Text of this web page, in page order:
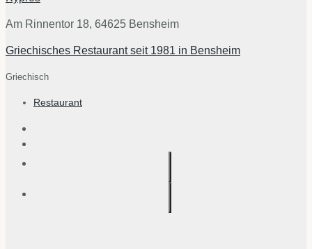
Am Rinnentor 18, 64625 Bensheim
Griechisches Restaurant seit 1981 in Bensheim
Griechisch
Restaurant